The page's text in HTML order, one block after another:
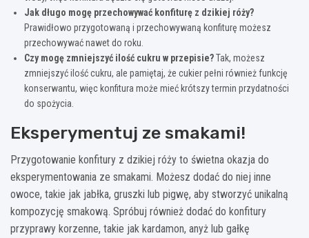
Jak długo mogę przechowywać konfiturę z dzikiej róży?
Prawidłowo przygotowaną i przechowywaną konfiturę możesz
przechowywać nawet do roku.
Czy mogę zmniejszyć ilość cukru w przepisie?Tak, możesz
zmniejszyć ilość cukru, ale pamiętaj, że cukier pełni również funkcję
konserwantu, więc konfitura może mieć krótszy termin przydatności
do spożycia.
Eksperymentuj ze smakami!
Przygotowanie konfitury z dzikiej róży to świetna okazja do
eksperymentowania ze smakami. Możesz dodać do niej inne
owoce, takie jak jabłka, gruszki lub pigwę, aby stworzyć unikalną
kompozycję smakową. Spróbuj również dodać do konfitury
przyprawy korzenne, takie jak kardamon, anyż lub gałkę